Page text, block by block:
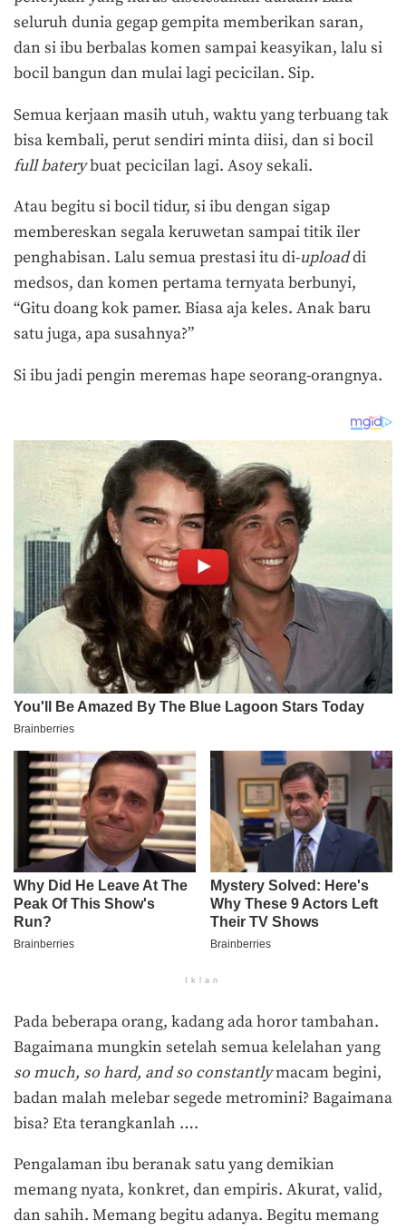
seluruh dunia gegap gempita memberikan saran,
dan si ibu berbalas komen sampai keasyikan, lalu si
bocil bangun dan mulai lagi pecicilan. Sip.
Semua kerjaan masih utuh, waktu yang terbuang tak
bisa kembali, perut sendiri minta diisi, dan si bocil
full baterybuat pecicilan lagi. Asoy sekali.
Atau begitu si bocil tidur, si ibu dengan sigap
membereskan segala keruwetan sampai titik iler
penghabisan. Lalu semua prestasi itu di-uploaddi
medsos, dan komen pertama ternyata berbunyi,
“Gitu doang kok pamer. Biasa aja keles. Anak baru
satu juga, apa susahnya?”
Si ibu jadi pengin meremas hape seorang-orangnya.
Iklan
Pada beberapa orang, kadang ada horor tambahan.
Bagaimana mungkin setelah semua kelelahan yang
so much, so hard, and so constantlymacam begini,
badan malah melebar segede metromini? Bagaimana
bisa? Eta terangkanlah ….
Pengalaman ibu beranak satu yang demikian
memang nyata, konkret, dan empiris. Akurat, valid,
dan sahih. Memang begitu adanya. Begitu memang